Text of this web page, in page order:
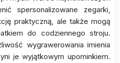
spersonalizowane zegarki,
praktyczną, ale także mogą
do codziennego stroju.
wygrawerowania imienia
je wyjątkowym upominkiem.